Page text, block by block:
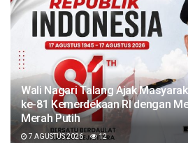
Wali Nagari Talang Ajak
ke-81 Kemerdekaan RI dengan
Merah Putih
7 AGUSTUS 2026 12